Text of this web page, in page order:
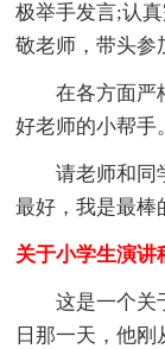
极举手发言;认
敬老师，带头参
在各方面严
好老师的小帮手。
请老师和同
最好，我是最棒
关于小学生演讲
这是一个关
日那一天，他刚